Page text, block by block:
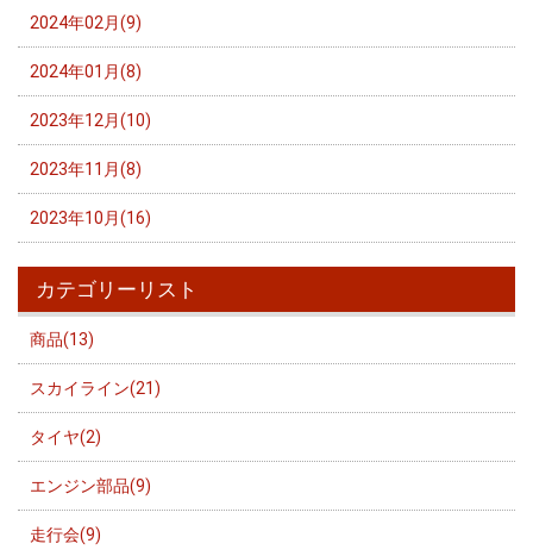
2024年02月(9)
2024年01月(8)
2023年12月(10)
2023年11月(8)
2023年10月(16)
カテゴリーリスト
商品(13)
スカイライン(21)
タイヤ(2)
エンジン部品(9)
走行会(9)